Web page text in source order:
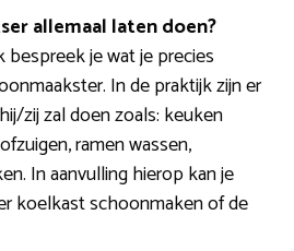
allemaal laten doen?
bespreek je wat je precies
In de praktijk zijn er
zij zal doen zoals: keuken
ramen wassen,
In aanvulling hierop kan je
koelkast schoonmaken of de